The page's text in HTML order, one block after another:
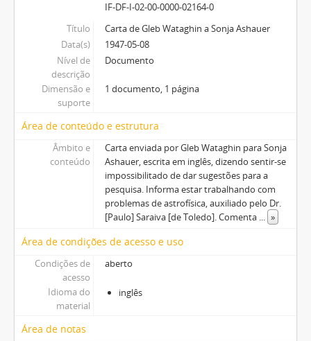
IF-DF-I-02-00-0000-02164-0
Título
Carta de Gleb Wataghin a Sonja Ashauer
Data(s)
1947-05-08
Nível de
descrição
Documento
Dimensão e
suporte
1 documento, 1 página
Área de conteúdo e estrutura
Âmbito e
conteúdo
Carta enviada por Gleb Wataghin para Sonja
Ashauer, escrita em inglês, dizendo sentir-se
impossibilitado de dar sugestões para a
pesquisa. Informa estar trabalhando com
problemas de astrofísica, auxiliado pelo Dr.
[Paulo] Saraiva [de Toledo]. Comenta ... »
Área de condições de acesso e uso
Condições de
acesso
aberto
Idioma do
material
inglês
Área de notas